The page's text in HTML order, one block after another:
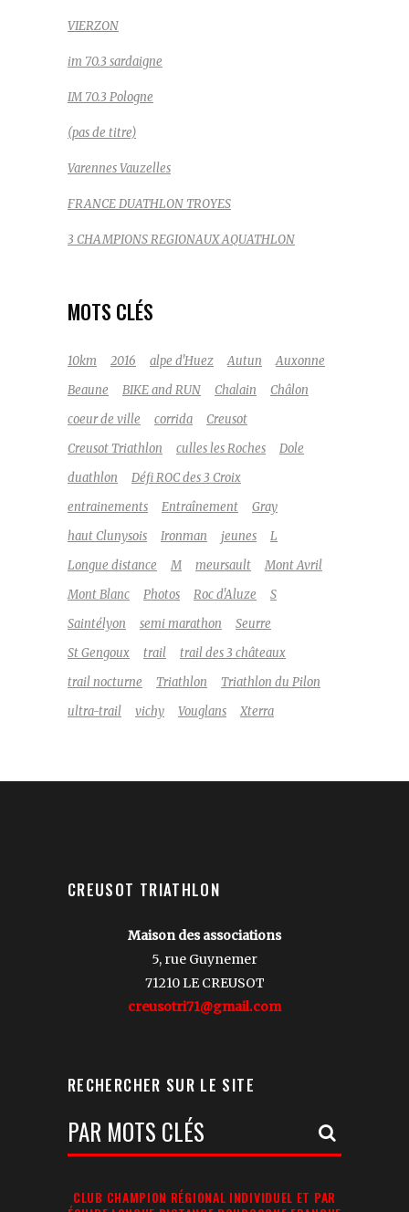
VIERZON
im 70.3 sardaigne
IM 70.3 Pologne
(pas de titre)
Varennes Vauzelles
FRANCE DUATHLON TROYES
3 CHAMPIONS REGIONAUX AQUATHLON
MOTS CLÉS
10km 2016 alpe d'Huez Autun
Auxonne
Beaune
BIKE and RUN Chalain
Châlon
coeur de ville
corrida
Creusot
Creusot Triathlon
culles les Roches
Dole
duathlon
Défi ROC des 3 Croix
entrainements
Entraînement
Gray
haut Clunysois
Ironman jeunes
L
Longue distance
M meursault
Mont Avril
Mont Blanc
Photos Roc d'Aluze
S
Saintélyon
semi marathon
Seurre
St Gengoux
trail
trail des 3 châteaux
trail nocturne
Triathlon
Triathlon du Pilon
ultra-trail
vichy Vouglans Xterra
CREUSOT TRIATHLON
Maison des associations
5, rue Guynemer
71210 LE CREUSOT
creusotri71@gmail.com
RECHERCHER SUR LE SITE
Votre
Recherche:
CLUB CHAMPION RÉGIONAL INDIVIDUEL ET PAR